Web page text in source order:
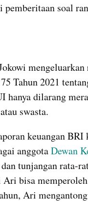
soal
Tahun 2021
hanya dilarang
swasta.
keuangan BRI
anggota Dewan
tunjangan rata-
bisa
Ari